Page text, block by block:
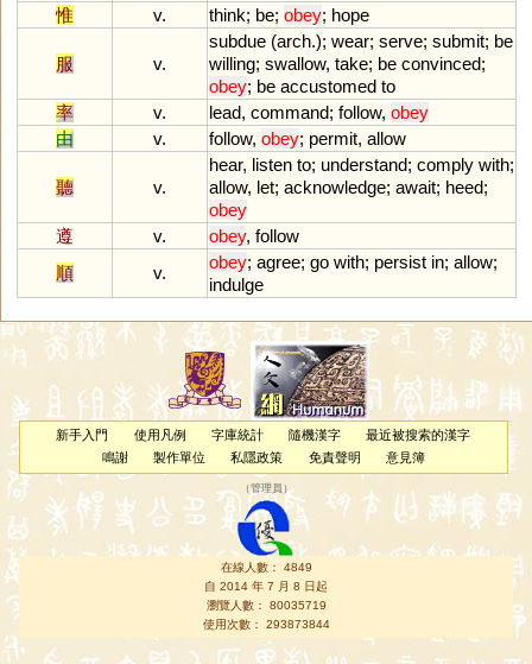
惟
v. think; be; obey; hope
服 v.
subdue (arch.); wear; serve; submit; be
willing; swallow, take; be convinced;
obey; be accustomed to
率
v. lead, command; follow, obey
由
v. follow, obey; permit, allow
聽 v.
hear, listen to; understand; comply with;
allow, let; acknowledge; await; heed;
obey
遵
v. obey, follow
順
v.
obey; agree; go with; persist in; allow;
indulge
新手入門 使用凡例 字庫統計 隨機漢字
最近被搜索的漢字
鳴謝
製作單位 私隱政策 免責聲明 意見簿
（管理員 ）
在線人數： 4849
自 2014 年 7 月 8 日起
瀏覽人數： 80035719
使用次數： 293873844